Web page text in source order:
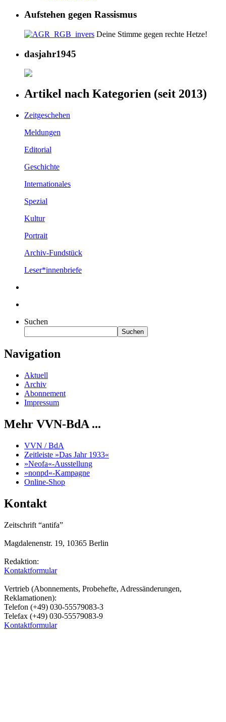
Aufstehen gegen Rassismus
Deine Stimme gegen rechte Hetze!
dasjahr1945
Artikel nach Kategorien (seit 2013)
Zeitgeschehen
Meldungen
Editorial
Geschichte
Internationales
Spezial
Kultur
Portrait
Archiv-Fundstück
Leser*innenbriefe
Suchen
Suchen
Navigation
Aktuell
Archiv
Abonnement
Impressum
Mehr VVN-BdA ...
VVN / BdA
Zeitleiste »Das Jahr 1933«
»Neofa«-Ausstellung
»nonpd«-Kampagne
Online-Shop
Kontakt
Zeitschrift “antifa”
Magdalenenstr. 19, 10365 Berlin
Redaktion:
Kontaktformular
Vertrieb (Abonnements, Probehefte, Adressänderungen,
Reklamationen):
Telefon (+49) 030-55579083-3
Telefax (+49) 030-55579083-9
Kontaktformular